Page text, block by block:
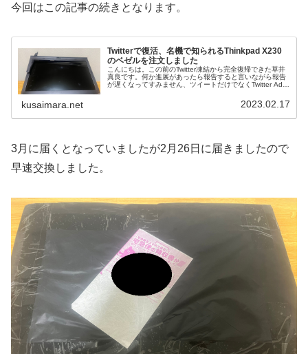
今回はこの記事の続きとなります。
Twitterで復活、名機で知られるThinkpad X230
のベゼルを注文しました
こんにちは。この前のTwitter凍結から完全復帰できた草井
真良です。何か進展があったら報告すると言いながら報告
が遅くなってすみません、ツイートだけでなくTwitter Ads
kusaimara.net 2023.02.17
3月に届くとなっていましたが2月26日に届きましたので
早速交換しました。